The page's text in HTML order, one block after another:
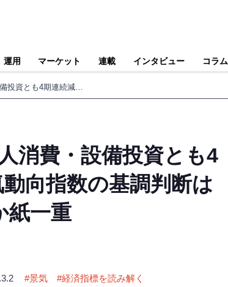
運用 マーケット 連載 インタビュー コラム
1～3月期実質GDP 、個人消費・設備投資とも4期連続減少か。 1月景気動向指数の基調判断は「改善」か「足踏み」か紙一重
消費・設備投資とも4
向指数の基調判断は
紙一重
#景気 #経済指標を読み解く